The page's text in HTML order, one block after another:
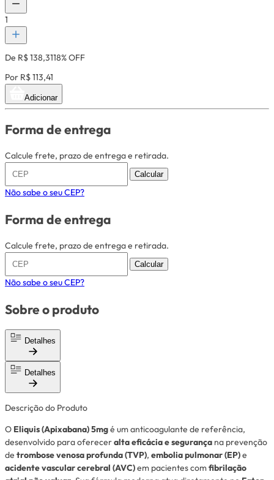
1
De R$ 138,3118% OFF
Por R$ 113,41
Adicionar
Forma de entrega
Calcule frete, prazo de entrega e retirada.
Calcular
Não sabe o seu CEP?
Forma de entrega
Calcule frete, prazo de entrega e retirada.
Calcular
Não sabe o seu CEP?
Sobre o produto
Detalhes
Detalhes
Descrição do Produto
O Eliquis (Apixabana) 5mgé um anticoagulante de referência,
desenvolvido para ofereceralta eficácia e segurança na prevenção
de trombose venosa profunda (TVP), embolia pulmonar (EP)e
acidente vascular cerebral (AVC)em pacientes comfibrilação